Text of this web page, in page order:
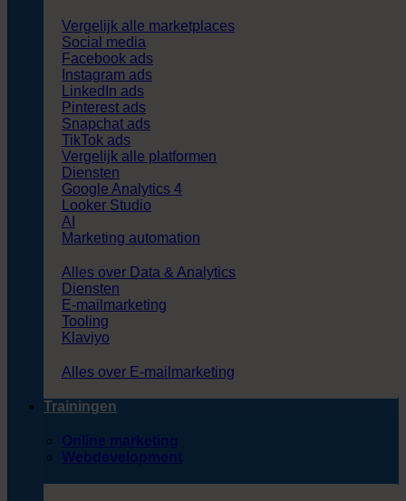
Vergelijk alle marketplaces
Social media
Facebook ads
Instagram ads
LinkedIn ads
Pinterest ads
Snapchat ads
TikTok ads
Vergelijk alle platformen
Diensten
Google Analytics 4
Looker Studio
AI
Marketing automation
Alles over Data & Analytics
Diensten
E-mailmarketing
Tooling
Klaviyo
Alles over E-mailmarketing
Trainingen
Online marketing
Webdevelopment